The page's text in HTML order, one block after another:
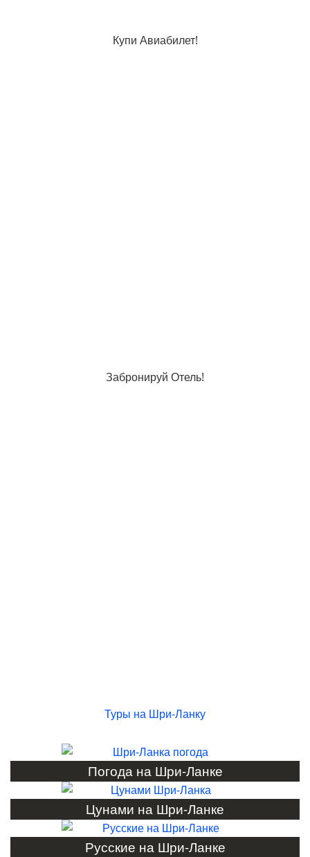
Купи Авиабилет!
Забронируй Отель!
Туры на Шри-Ланку
Погода на Шри-Ланке
Цунами на Шри-Ланке
Русские на Шри-Ланке